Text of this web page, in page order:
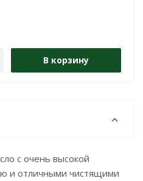
В корзину
с очень высокой
и отличными чистящими